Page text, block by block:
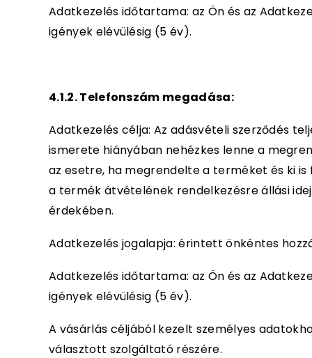
Adatkezelés időtartama: az Ön és az
igények elévülésig (5 év).
4.1.2. Telefonszám megadása:
Adatkezelés célja: Az adásvételi szerződés
ismerete hiányában nehézkes lenne a
az esetre, ha megrendelte a terméket és ki
a termék átvételének rendelkezésre állási
érdekében.
Adatkezelés jogalapja: érintett önkéntes
Adatkezelés időtartama: az Ön és az
igények elévülésig (5 év).
A vásárlás céljából kezelt személyes
választott szolgáltató részére.